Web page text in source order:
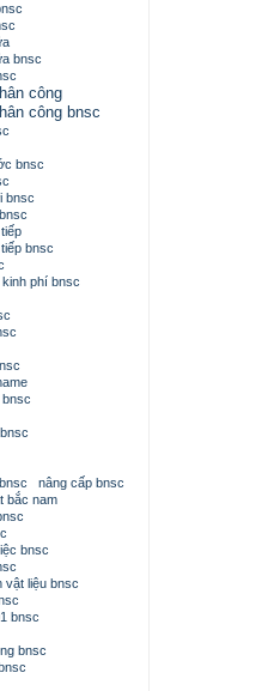
bnsc
công
công bnsc
bnsc
bnsc
bnsc
phí bnsc
nâng cấp bnsc
bắc nam
bnsc
vật liệu bnsc
bnsc
bnsc